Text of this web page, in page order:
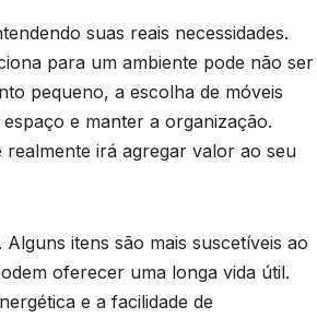
suas reais necessidades.
para um ambiente pode não ser
pequeno, a escolha de móveis
e manter a organização.
realmente irá agregar valor⁢ ao seu
Alguns itens são mais suscetíveis ao
oferecer⁣ uma longa vida útil.
e a facilidade de